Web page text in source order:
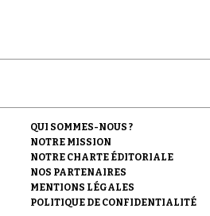
QUI SOMMES-NOUS ?
NOTRE MISSION
NOTRE CHARTE ÉDITORIALE
NOS PARTENAIRES
MENTIONS LÉGALES
POLITIQUE DE CONFIDENTIALITÉ